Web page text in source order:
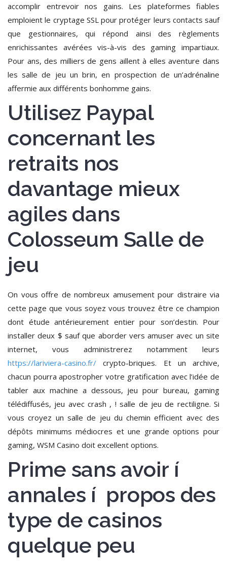
accomplir entrevoir nos gains. Les plateformes fiables
emploient le cryptage SSL pour protéger leurs contacts sauf
que gestionnaires, qui répond ainsi des règlements
enrichissantes avérées vis-à-vis des gaming impartiaux.
Pour ans, des milliers de gens aillent à elles aventure dans
les salle de jeu un brin, en prospection de un’adrénaline
affermie aux différents bonhomme gains.
Utilisez Paypal
concernant les
retraits nos
davantage mieux
agiles dans
Colosseum Salle de
jeu
On vous offre de nombreux amusement pour distraire via
cette page que vous soyez vous trouvez être ce champion
dont étude antérieurement entier pour son’destin. Pour
installer deux $ sauf que aborder vers amuser avec un site
internet, vous administrerez notamment leurs
https://lariviera-casino.fr/ crypto-briques. Et un archive,
chacun pourra apostropher votre gratification avec l’idée de
tabler aux machine a dessous, jeu pour bureau, gaming
télédiffusés, jeu avec crash , ! salle de jeu de rectiligne. Si
vous croyez un salle de jeu du chemin efficient avec des
dépôts minimums médiocres et une grande options pour
gaming, WSM Casino doit excellent options.
Prime sans avoir í
annales í propos des
type de casinos
quelque peu